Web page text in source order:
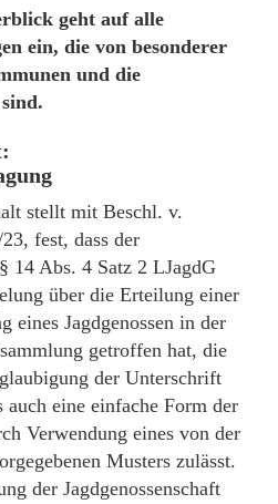
geht auf alle
ein, die von besonderer
und die
stellt mit Beschl. v.
fest, dass der
14 Abs. 4 Satz 2 LJagdG
über die Erteilung einer
eines Jagdgenossen in der
getroffen hat, die
der Unterschrift
auch eine einfache Form der
Verwendung eines von der
Musters zulässt.
der Jagdgenossenschaft